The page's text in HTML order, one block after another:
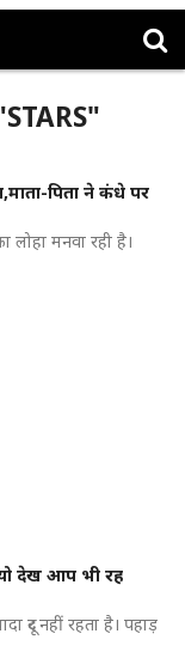
पिता ने कंधे पर
लोहा मनवा रही है।
देख आप भी रह
दूर नहीं रहता है। पहाड़